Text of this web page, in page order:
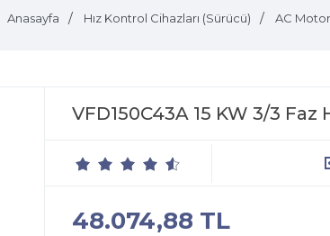
Anasayfa Hız Kontrol Cihazları (Sürücü) AC
VFD150C43A 15 KW 3/3
48.074,88 TL